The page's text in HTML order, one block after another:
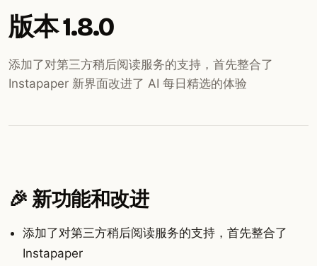
版本 1.8.0
添加了对第三方稍后阅读服务的支持，首先整合了
Instapaper 新界面改进了 AI 每日精选的体验
🎉 新功能和改进
添加了对第三方稍后阅读服务的支持，首先整合了
Instapaper